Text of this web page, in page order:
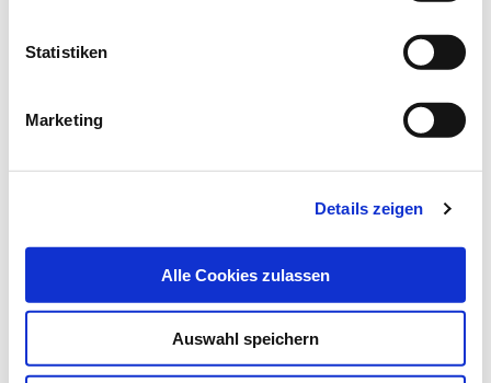
Statistiken
Marketing
Details zeigen
Alle Cookies zulassen
Auswahl speichern
Bleiben Sie auf dem Laufenden. Der MT-Dialog-
Themen und die neusten Stellenangebote.